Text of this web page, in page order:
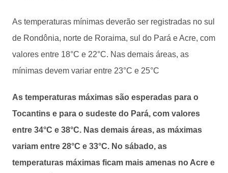
As temperaturas mínimas deverão ser registradas no sul
de Rondônia, norte de Roraima, sul do Pará e Acre, com
valores entre 18°C e 22°C. Nas demais áreas, as
mínimas devem variar entre 23°C e 25°C
As temperaturas máximas são esperadas para o
Tocantins e para o sudeste do Pará, com valores
entre 34°C e 38°C. Nas demais áreas, as máximas
variam entre 28°C e 33°C. No sábado, as
temperaturas máximas ficam mais amenas no Acre e